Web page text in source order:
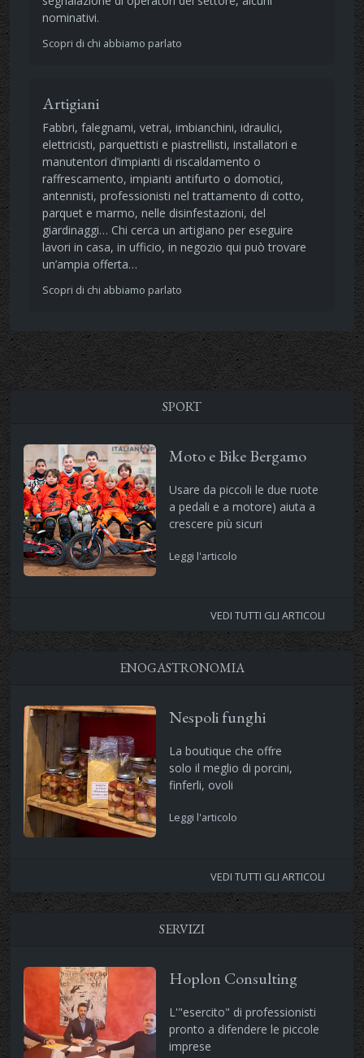
nominativi.
Scopri di chi abbiamo parlato
Artigiani
Fabbri, falegnami, vetrai, imbianchini, idraulici,
elettricisti, parquettisti e piastrellisti, installatori e
manutentori d’impianti di riscaldamento o
raffrescamento, impianti antifurto o domotici,
antennisti, professionisti nel trattamento di cotto,
parquet e marmo, nelle disinfestazioni, del
giardinaggi… Chi cerca un artigiano per eseguire
lavori in casa, in ufficio, in negozio qui può trovare
un’ampia offerta…
Scopri di chi abbiamo parlato
SPORT
Moto e Bike Bergamo
Usare da piccoli le due ruote
a pedali e a motore) aiuta a
crescere più sicuri
Leggi l'articolo
VEDI TUTTI GLI ARTICOLI
ENOGASTRONOMIA
Nespoli funghi
La boutique che offre
solo il meglio di porcini,
finferli, ovoli
Leggi l'articolo
VEDI TUTTI GLI ARTICOLI
SERVIZI
Hoplon Consulting
L'"esercito" di professionisti
pronto a difendere le piccole
imprese